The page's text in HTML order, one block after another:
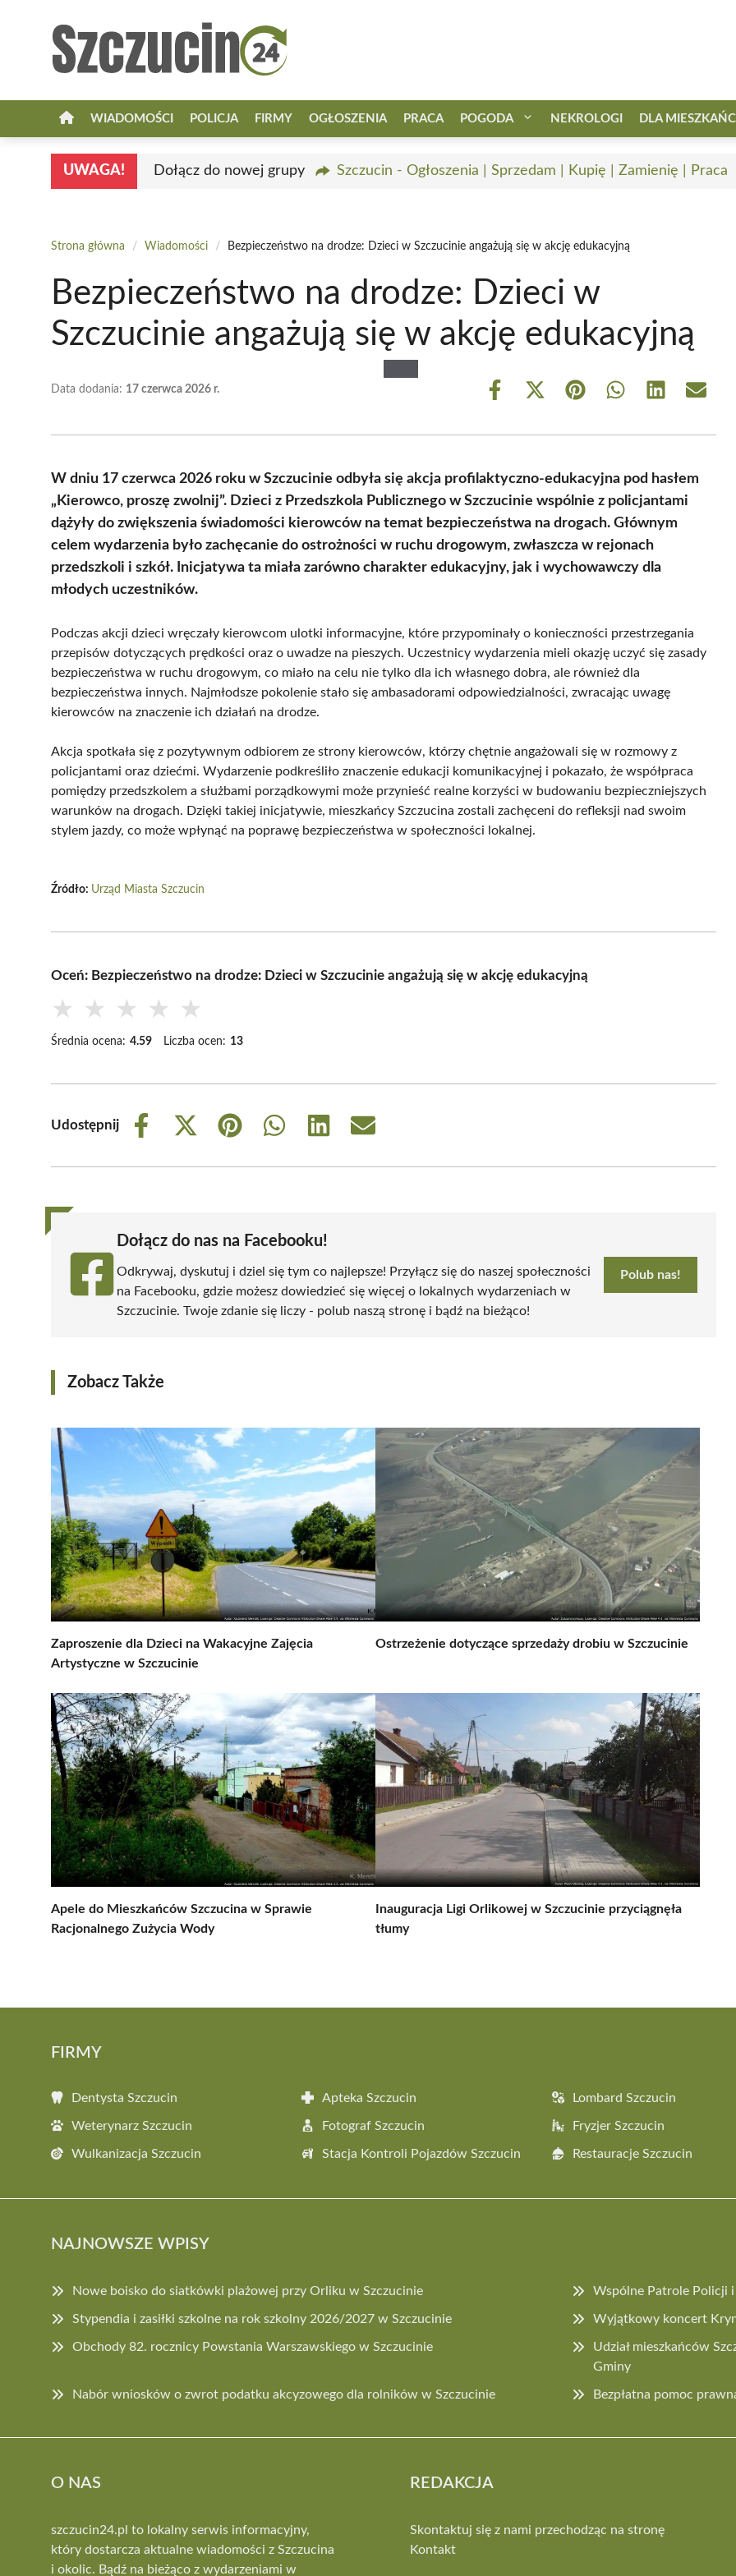
WIADOMOŚCI POLICJA FIRMY OGŁOSZENIA PRACA POGODA NEKROLOGI DLA
UWAGA! Dołącz do nowej grupy Szczucin - Ogłoszenia | Sprzedam | Kupię | Zamienię | Praca
Strona główna / Wiadomości / Bezpieczeństwo na drodze: Dzieci w Szczucinie angażują się w akcję edukacyjną
Bezpieczeństwo na drodze: Dzieci w
Szczucinie angażują się w akcję edukacyjną
Data dodania: 17 czerwca 2026 r.
Share
Share
(Twitter)
Share Share Share Share
W dniu 17 czerwca 2026 roku w Szczucinie odbyła się akcja profilaktyczno-edukacyjna pod hasłem
„Kierowco, proszę zwolnij”. Dzieci z Przedszkola Publicznego w Szczucinie wspólnie z policjantami
dążyły do zwiększenia świadomości kierowców na temat bezpieczeństwa na drogach. Głównym
celem wydarzenia było zachęcanie do ostrożności w ruchu drogowym, zwłaszcza w rejonach
przedszkoli i szkół. Inicjatywa ta miała zarówno charakter edukacyjny, jak i wychowawczy dla
młodych uczestników.
Podczas akcji dzieci wręczały kierowcom ulotki informacyjne, które przypominały o konieczności przestrzegania
przepisów dotyczących prędkości oraz o uwadze na pieszych. Uczestnicy wydarzenia mieli okazję uczyć się zasady
bezpieczeństwa w ruchu drogowym, co miało na celu nie tylko dla ich własnego dobra, ale również dla
bezpieczeństwa innych. Najmłodsze pokolenie stało się ambasadorami odpowiedzialności, zwracając uwagę
kierowców na znaczenie ich działań na drodze.
Akcja spotkała się z pozytywnym odbiorem ze strony kierowców, którzy chętnie angażowali się w rozmowy z
policjantami oraz dziećmi. Wydarzenie podkreśliło znaczenie edukacji komunikacyjnej i pokazało, że współpraca
pomiędzy przedszkolem a służbami porządkowymi może przynieść realne korzyści w budowaniu bezpieczniejszych
warunków na drogach. Dzięki takiej inicjatywie, mieszkańcy Szczucina zostali zachęceni do refleksji nad swoim
stylem jazdy, co może wpłynąć na poprawę bezpieczeństwa w społeczności lokalnej.
Źródło: Urząd Miasta Szczucin
Oceń: Bezpieczeństwo na drodze: Dzieci w Szczucinie angażują się w akcję edukacyjną
★ ★ ★ ★ ★
Średnia ocena: 4.59 Liczba ocen: 13
Udostępnij
Share
Share
(Twitter)
Share
Share
Share
Share
Dołącz do nas na Facebooku!
Odkrywaj, dyskutuj i dziel się tym co najlepsze! Przyłącz się do naszej społeczności
na Facebooku, gdzie możesz dowiedzieć się więcej o lokalnych wydarzeniach w
Szczucinie. Twoje zdanie się liczy - polub naszą stronę i bądź na bieżąco!
Polub nas!
Zobacz Także
Zaproszenie dla Dzieci na Wakacyjne Zajęcia
Artystyczne w Szczucinie
Ostrzeżenie dotyczące sprzedaży drobiu w Szczucinie
Apele do Mieszkańców Szczucina w Sprawie
Racjonalnego Zużycia Wody
Inauguracja Ligi Orlikowej w Szczucinie przyciągnęła
tłumy
FIRMY
Dentysta Szczucin Apteka Szczucin Lombard Szczucin
Weterynarz Szczucin Fotograf Szczucin Fryzjer Szczucin
Wulkanizacja Szczucin Stacja Kontroli Pojazdów Szczucin Restauracje Szczucin
NAJNOWSZE WPISY
Nowe boisko do siatkówki plażowej przy Orliku w Szczucinie Wspólne Patrole Policji
Stypendia i zasiłki szkolne na rok szkolny 2026/2027 w Szczucinie Wyjątkowy koncert
Obchody 82. rocznicy Powstania Warszawskiego w Szczucinie
Udział mieszkańców
Gminy
Nabór wniosków o zwrot podatku akcyzowego dla rolników w Szczucinie Bezpłatna pomoc
O NAS
szczucin24.pl to lokalny serwis informacyjny,
który dostarcza aktualne wiadomości z Szczucina
i okolic. Bądź na bieżąco z wydarzeniami w
REDAKCJA
Skontaktuj się z nami przechodząc na stronę
Kontakt